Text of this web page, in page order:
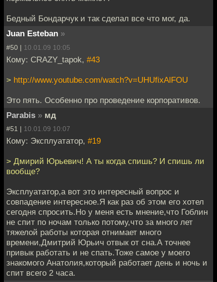
Бедный Бондарчук и так сделал все что мог, да.
Juan Esteban »
#50 | 10.01.09 10:05
Кому: CRAZY_tapok, #43
> http://www.youtube.com/watch?v=UHUfixAlFOU
Это пять. Особенно про проведение корпоративов.
Parabis » мд
#51 | 10.01.09 10:07
Кому: Эксплуататор, #19
> Дмирий Юрьевич! А ты когда спишь? И спишь ли
вообще?
Эксплуататор,а вот это интересный вопрос и
совпадение интересное.Я как раз об этом его хотел
сегодня спросить.Но у меня есть мнение,что Гоблин
не спит по ночам только потому,что за много лет
тяжелой работы которая отнимает много
времени,Дмитрий Юрьич отвык от сна.А точнее
привык работать и не спать.Тоже самое у моего
знакомого Анатолия,который работает день и ночь и
спит всего 2 часа.